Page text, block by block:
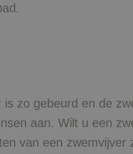
zo gebeurd en de
aan. Wilt u een
van een zwemvijver